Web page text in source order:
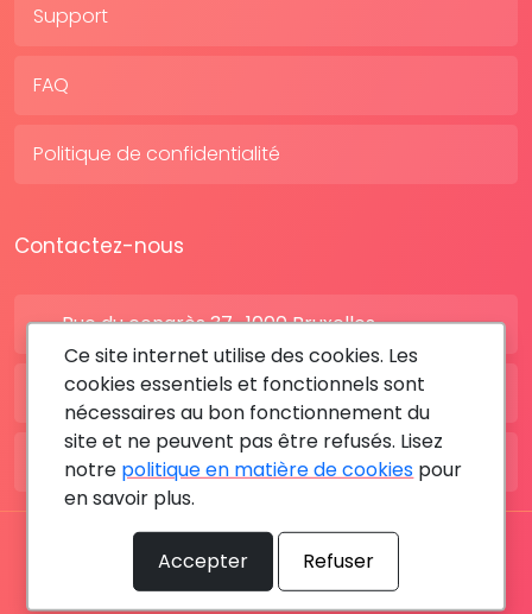
Support
FAQ
Politique de confidentialité
Contactez-nous
Rue du congrès 37 , 1000 Bruxelles
BE: +32 28080227
FR: +33 183642895
Tous les droits sont réservés © 2026 RDV MÉDICAL By
MediaSatCom
Ce site internet utilise des cookies. Les
cookies essentiels et fonctionnels sont
nécessaires au bon fonctionnement du
site et ne peuvent pas être refusés. Lisez
notre politique en matière de cookies pour
en savoir plus.
Accepter Refuser